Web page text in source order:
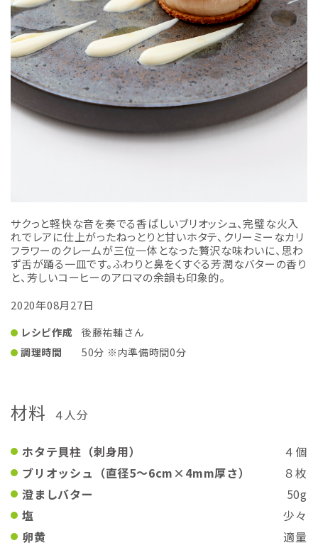
サクっと軽快な音を奏でる香ばしいブリオッシュ、完璧な火入
れでレアに仕上がったねっとりと甘いホタテ、クリーミーなカリ
フラワーのクレームが三位一体となった贅沢な味わいに、思わ
ず舌が踊る一皿です。ふわりと鼻をくすぐる芳潤なバターの香り
と、芳しいコーヒーのアロマの余韻も印象的。
2020年08月27日
レシピ作成
後藤祐輔さん
調理時間
50分 ※内準備時間0分
材料 ４人分
ホタテ貝柱（刺身用）
４個
ブリオッシュ（直径5〜6cm×4mm厚さ）
８枚
澄ましバター
50g
塩
少々
卵黄
適量